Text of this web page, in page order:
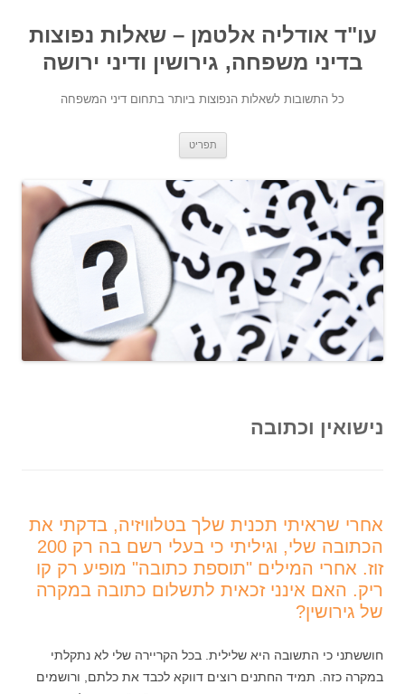
עו"ד אודליה אלטמן – שאלות נפוצות
בדיני משפחה, גירושין ודיני ירושה
כל התשובות לשאלות הנפוצות ביותר בתחום דיני המשפחה
תפריט
נישואין וכתובה
אחרי שראיתי תכנית שלך בטלוויזיה, בדקתי את
הכתובה שלי, וגיליתי כי בעלי רשם בה רק 200
זוז. אחרי המילים "תוספת כתובה" מופיע רק קו
ריק. האם אינני זכאית לתשלום כתובה במקרה
של גירושין?
חוששתני כי התשובה היא שלילית. בכל הקריירה שלי לא נתקלתי
במקרה כזה. תמיד החתנים רוצים דווקא לכבד את כלתם, ורושמים